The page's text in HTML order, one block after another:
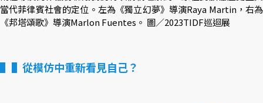
當代菲律賓社會的定位。左為《獨立幻夢》導演Raya Martin，右為
《邦塔頌歌》導演Marlon Fuentes。 圖／2023TIDF巡迴展
▌從模仿中重新看見自己？